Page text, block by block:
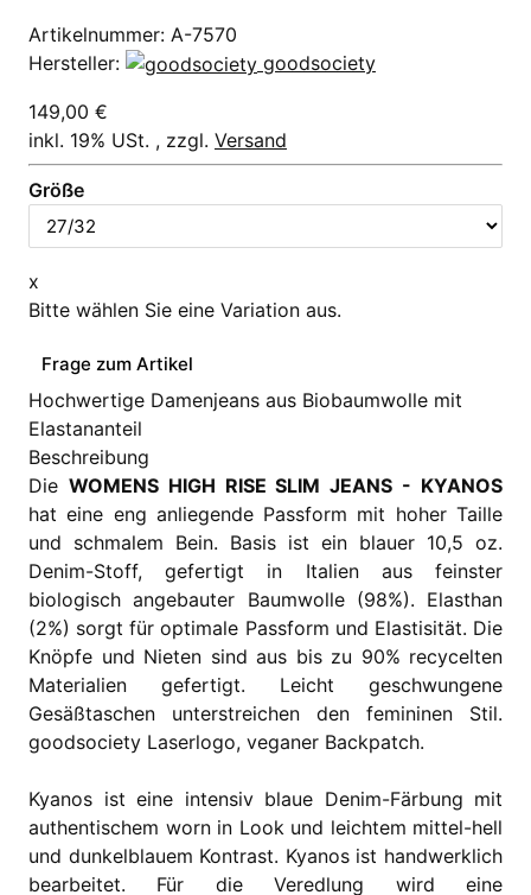
Artikelnummer: A-7570
Hersteller:
goodsociety
149,00 €
inkl. 19% USt. , zzgl. Versand
Größe
x
Bitte wählen Sie eine Variation aus.
Frage zum Artikel
Hochwertige Damenjeans aus Biobaumwolle mit
Elastananteil
Beschreibung
Die WOMENS HIGH RISE SLIM JEANS - KYANOS
hat eine eng anliegende Passform mit hoher Taille
und schmalem Bein. Basis ist ein blauer 10,5 oz.
Denim-Stoff, gefertigt in Italien aus feinster
biologisch angebauter Baumwolle (98%). Elasthan
(2%) sorgt für optimale Passform und Elastisität. Die
Knöpfe und Nieten sind aus bis zu 90% recycelten
Materialien gefertigt. Leicht geschwungene
Gesäßtaschen unterstreichen den femininen Stil.
goodsociety Laserlogo, veganer Backpatch.
Kyanos ist eine intensiv blaue Denim-Färbung mit
authentischem worn in Look und leichtem mittel-hell
und dunkelblauem Kontrast. Kyanos ist handwerklich
bearbeitet. Für die Veredlung wird eine